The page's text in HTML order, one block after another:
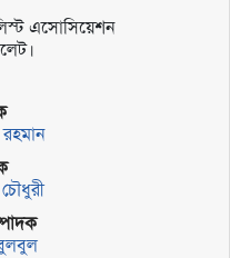
এসো‌সি‌য়েশন